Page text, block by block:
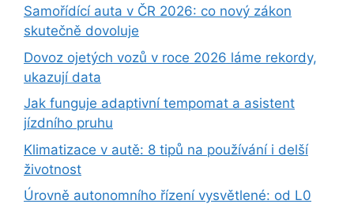
Samořídící auta v ČR 2026: co nový zákon
skutečně dovoluje
Dovoz ojetých vozů v roce 2026 láme rekordy,
ukazují data
Jak funguje adaptivní tempomat a asistent
jízdního pruhu
Klimatizace v autě: 8 tipů na používání i delší
životnost
Úrovně autonomního řízení vysvětlené: od L0